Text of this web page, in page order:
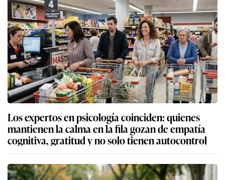
Los expertos en psicología coinciden: quienes
mantienen la calma en la fila gozan de empatía
cognitiva, gratitud y no solo tienen autocontrol